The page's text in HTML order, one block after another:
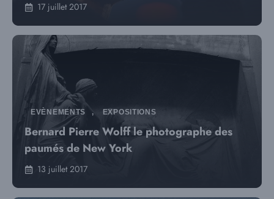
17 juillet 2017
EVÈNEMENTS , EXPOSITIONS
Bernard Pierre Wolff le photographe des
paumés de New York
13 juillet 2017